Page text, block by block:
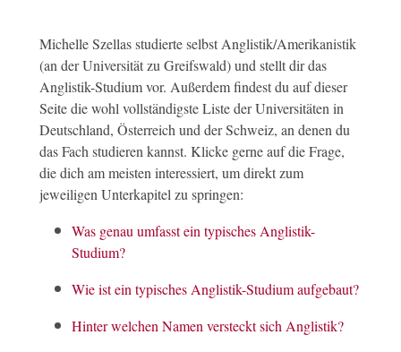
Michelle Szellas studierte selbst Anglistik/Amerikanistik
(an der Universität zu Greifswald) und stellt dir das
Anglistik-Studium vor. Außerdem findest du auf dieser
Seite die wohl vollständigste Liste der Universitäten in
Deutschland, Österreich und der Schweiz, an denen du
das Fach studieren kannst. Klicke gerne auf die Frage,
die dich am meisten interessiert, um direkt zum
jeweiligen Unterkapitel zu springen:
Was genau umfasst ein typisches Anglistik-
Studium?
Wie ist ein typisches Anglistik-Studium aufgebaut?
Hinter welchen Namen versteckt sich Anglistik?